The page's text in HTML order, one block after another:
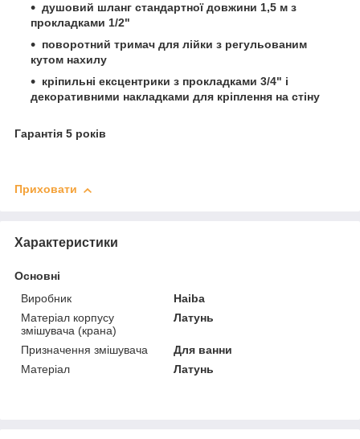
душовий шланг стандартної довжини 1,5 м з
прокладками 1/2"
поворотний тримач для лійки з регульованим
кутом нахилу
кріпильні ексцентрики з прокладками 3/4" і
декоративними накладками для кріплення на стіну
Гарантія 5 років
Приховати
Характеристики
Основні
Виробник
Haiba
Матеріал корпусу
змішувача (крана)
Латунь
Призначення змішувача
Для ванни
Матеріал
Латунь